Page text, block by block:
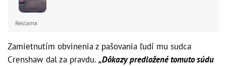
Reklama
Zamietnutím obvinenia z pašovania ľudí mu sudca
Crenshaw dal za pravdu. „Dôkazy predložené tomuto súdu